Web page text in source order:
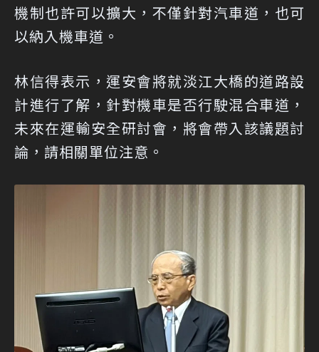
機制也許可以擴大，不僅針對汽車道，也可
以納入機車道。
林信得表示，運安會將就淡江大橋的道路設
計進行了解，針對機車是否行駛混合車道，
未來在運輸安全研討會，將會帶入該議題討
論，請相關單位注意。